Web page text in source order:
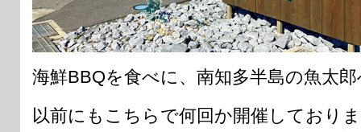
海鮮BBQを食べに、南知多半島の魚太
以前にもこちらで何回か開催しており